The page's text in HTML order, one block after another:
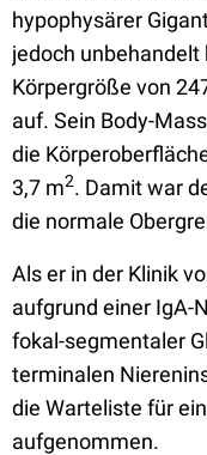
hypophysärer
jedoch unbehandelt
Körpergröße von
auf. Sein Body-
die
3,7 m2. Damit war
die normale
Als er in der Klinik
aufgrund einer IgA-
fokal-segmentaler
terminalen
die Warteliste für
aufgenommen.